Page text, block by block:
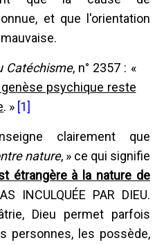
et que l'orientation
Catéchisme, n° 2357 : «
genèse psychique reste
. » [1]
clairement que
nature, » ce qui signifie
étrangère à la nature de
INCULQUÉE PAR DIEU.
Dieu permet parfois
personnes, les possède,